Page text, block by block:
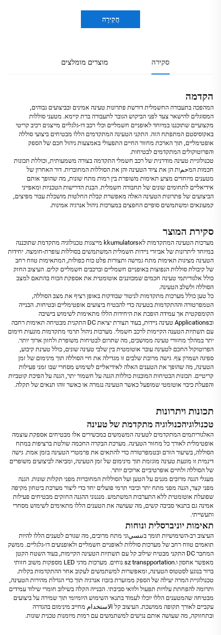
חֲקִירָה
סקירה מוצרים מומלצים
הקדמה
המהפכה בתעבורה החשמלית דורשת פתרונות טעינה אמינים ובביצועים גבוהים,
המסוגלים להישאר צעד לפני הביקוש הגובר לתעבורה ברת קיימא. מטעני סוללות
מקצועיים שתוכננו במיוחד לאופניים חשמליים וכלי רכב דו-גלגליים מייצגים רכיב קריטי
באקוסיסטם המתפתח הזה. התקני הטעינה המתקדמים הללו מבטיחים ביצועי סוללה
אופטימליים, תוך הארכת מחזור החיים התפעולי באמצעות ניהול חכם של הספק
והפרוטוקולים המתקדמים לבטיחות.
טכנולוגיית טעינה מודרנית של רכב חשמלי התקדמה בצורה משמעותית, וכוללת תכונות
חכמות המحمות הן את ציוד הטעינה והן את הסוללות המחוברות. דור האחרון של
מטענים מיוחדים מציע תאימות משופרת בין רמות מתח שונות, מה שהופך אותם
אידיאליים לתחומים שונים של תחבורה חשמלית. הבנת הדרישות הטכניות ומאפייני
הביצועים של פתרונות הטעינה האלה מאפשרת קבלת החלטות מושכלת עבור מפיצים,
קמעונאים ומשתמשים סופיים החפצים במערכות ניהול אנרגיה אמינות.
סקירת המוצר
מערכות הטעינה המתקדמות לאkkumulators מייצגות טכנולוגיה מתקדמת שתוכננה
במיוחד ליתרונות של אביזרי ניידות חשמלית המשתמשים בסוללות עופרת-חומצה. יחידות
הטעינה מציגות תאימות מתח גמישה ותצורות פלט כוח כפולות, המתאימות טווח רחב
של קיבולת סוללות הנפוצות באופניים חשמליים וברכבים חשמליים קלים. העיצוב החזק
כולל אלגוריתמי טעינה חכמים שמכווננים אוטומטית את אספקת הכוח בהתאם למצב
הסוללה ולשלב הטעינה.
כל טען כולל מערכות מתקדמות לניטור שבודקות באופן רציף את מצב הסוללה,
הטמפרטורה וההתקדמות בטעינה כדי להבטיח ביצועים אופטימליים ובטיחות. הבנייה
הקומפקטית אך עמידה הופכת את היחידות הללו מתאימות לשימוש בישיבה
ובApplications טעינה ניידות, בעוד תצורת יציאת DC התקנית מבטיחה תאימות רחבה
עם תשתיות הטענה הקיימות לרכב חשמלי. מערכות ניהול תרמי מתקדמות מונעות חימום
יתר במהלך מחזורי טעינה ממושכים, מה שתרום לבטיחות משופרת ולחזון ארוך יותר.
הפרוטוקול החכם לטעינה עובר אוטומטית בין שלבי טעינה שונים, כולל טעינת קיבוע,
ספיגה ושמרון צף. גישה מרובת שלבים זו מגדילה את חיי הסוללה תוך מינימום של זמן
הטעינה, מה שהופך את הטענים האלה לאידיאליים לשימוש מסחרי שבו זמני פעילות
קריטיים. תכונות הבטיחות המובנות כוללות הגנה על חשמור יתר, הגנה על הפיכת קוטביות
והפעלת כיבוי אוטומטי שמופעל כאשר הטעינה נגמרה או כאשר זוהו תנאים של תקלה.
תכונות ויתרונות
טכנולוגיהכנולוגיה מתקדמת של טעינה
האלגוריתמים המתקדמים לטעינה המשמשים במכשירים אלו מבטיחים אספקת עוצמה
אופטימלית לאורך כל מחזור הטעינה. מערכת הבקרה החכמה שולטת ברציפות במתח
הסוללה, בשיעור הזרם ובטמפרטורה כדי להתאים את פרמטרי הטעינה בזמן אמת. גישה
דינמית זו מונעת טעינה מוגזמת תוך מינימום של זמן הטעינה, ומביאה לביצועים משופרים
של הסוללה ולחיים אופרטיביים ארוכים יותר.
מעגלי הגנה מרובים מגנים על הטען ועל הסוללות המחוברות מפני תקלות שונות. הגנה
מפני קצר, הגנה מפני מתח יתר וכיבוי תרמי פועלים יחד כדי ליצור מערכת ביטחון מקיפה
שפועלת אוטומטית ללא התערבות המשתמש. מנגנוני ההגנה החזקים מבטיחים פעילות
אמינה גם בתנאי סביבה קשים, מה שעושה את הטענים הללו מתאימים לשימוש מסחרי
ותעשייתי.
תאימות יוניברסלית ונוחות
העיצוב רב-השימושיות תומך בتنسيוגי מתח מרובים, מה שגורם לטענים הללו להיות
תואמים טווח רחב של מערכות סוללות לאופניים חשמליים ולאופנועים דו-גלגליים. ממשק
המחבר DC התקני מבטיח שילוב קל עם תשתיות הטעינה הקיימות, בעוד השטח הקטן
מאפשר אחסון ו.sz transpportation נוחים. מערכות מדגי LED מספקות משוב חזותי
ברור בנוגע לסטטוס הטעינה, ומאפשרות למשתמשים לעקוב אחר ההתקדמות בקלות.
טכנולוגיית המרה יעילה של הספק ממזערת בזבוז אנרגיה תוך כדי הגדלת מהירות הטעינה,
ותרומה להפחתת עלויות תפעול ולוואי סביבתי. הבנייה הקלה בשילוב חומרי שילוד עמידים
מבטיחה שהמטענים הללו יוכלו לעמוד בתנאי השימוש היומיומי תוך שמירה על ביצועים
עקביים לאורך תקופה ממושכת. העיצוב קל الاستخدام מחייב מינימום בהגדרה
ובתחזוקה, מה שעושה אותם נגישים למשתמשים עם רמות מיומנות טכנית שונות.